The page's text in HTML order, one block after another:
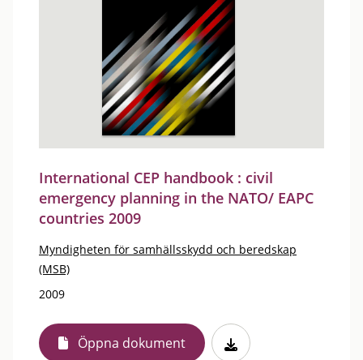
International CEP handbook : civil
emergency planning in the NATO/ EAPC
countries 2009
Myndigheten för samhällsskydd och beredskap
(MSB)
2009
Öppna dokument